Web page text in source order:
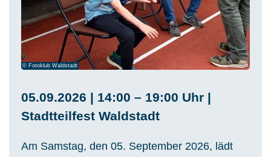
© Fotoklub Waldstadt
05.09.2026 | 14:00 – 19:00 Uhr |
Stadtteilfest Waldstadt
Am Samstag, den 05. September 2026, lädt